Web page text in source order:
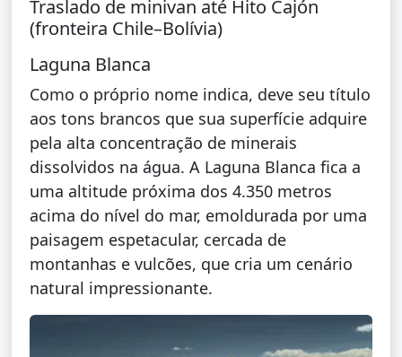
Traslado de minivan até Hito Cajón
(fronteira Chile–Bolívia)
Laguna Blanca
Como o próprio nome indica, deve seu título
aos tons brancos que sua superfície adquire
pela alta concentração de minerais
dissolvidos na água. A Laguna Blanca fica a
uma altitude próxima dos 4.350 metros
acima do nível do mar, emoldurada por uma
paisagem espetacular, cercada de
montanhas e vulcões, que cria um cenário
natural impressionante.